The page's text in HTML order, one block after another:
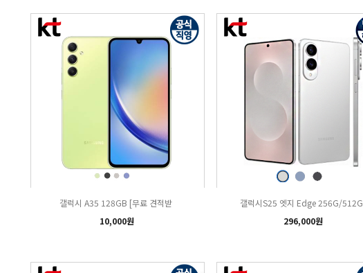
갤럭시 A35 128GB [무료 견적받
10,000원
갤럭시S25 엣지 Edge 256G/512G
296,000원